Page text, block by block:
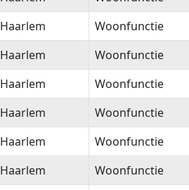
Haarlem Woonfunctie
Haarlem Woonfunctie
Haarlem Woonfunctie
Haarlem Woonfunctie
Haarlem Woonfunctie
Haarlem Woonfunctie